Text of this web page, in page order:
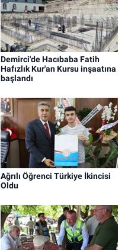
Demirci'de Hacıbaba Fatih
Hafızlık Kur'an Kursu inşaatına
başlandı
Ağrılı Öğrenci Türkiye İkincisi
Oldu